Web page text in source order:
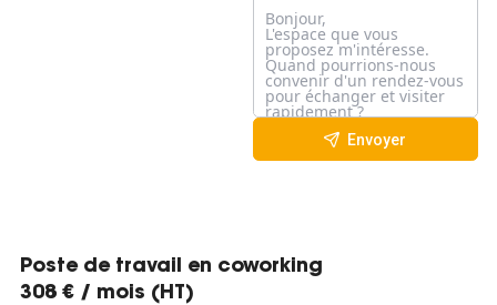
Envoyer
Poste de travail en coworking
308 € / mois (HT)